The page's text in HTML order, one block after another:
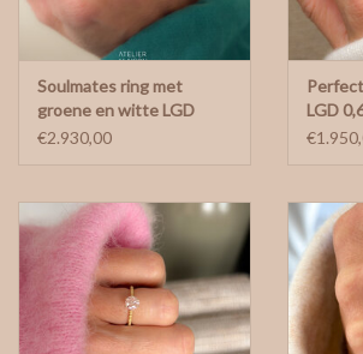
Soulmates ring met
groene en witte LGD
€2.930,00
LGD